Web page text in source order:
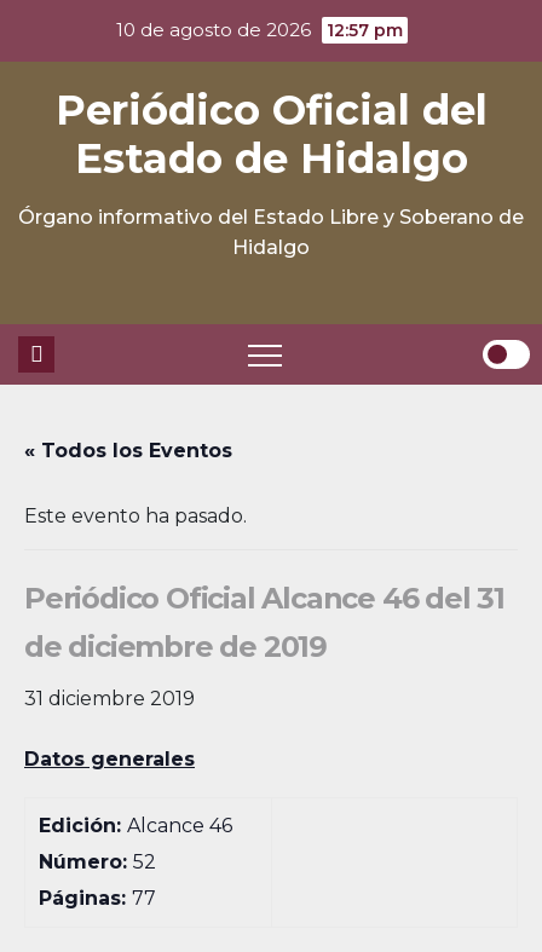
10 de agosto de 2026 12:57 pm
Periódico Oficial del
Estado de Hidalgo
Órgano informativo del Estado Libre y Soberano de
Hidalgo
« Todos los Eventos
Este evento ha pasado.
Periódico Oficial Alcance 46 del 31
de diciembre de 2019
31 diciembre 2019
Datos generales
Edición:Alcance 46
Número:52
Páginas:77